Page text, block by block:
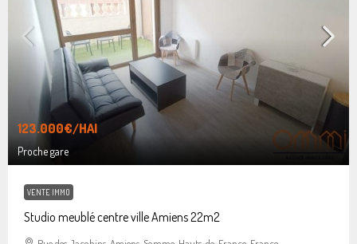
123.000€/HAI
Proche gare
VENTE IMMO
Studio meublé centre ville Amiens 22m2